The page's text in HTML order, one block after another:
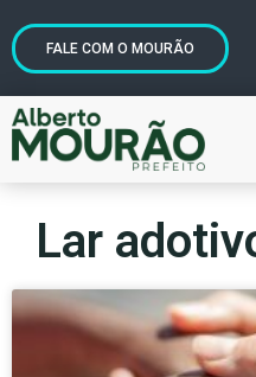
FALE COM O MOURÃO
Lar